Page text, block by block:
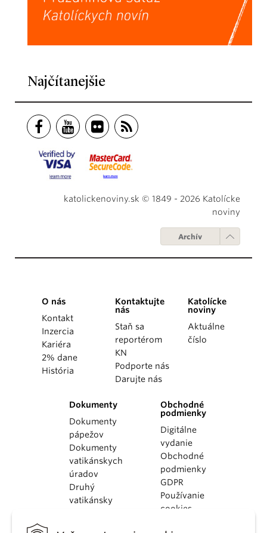
Najčítanejšie
katolickenoviny.sk © 1849 - 2026 Katolícke
noviny
Archív
O nás
Kontakt
Inzercia
Kariéra
2% dane
História
Kontaktujte
nás
Staň sa
reportérom
KN
Podporte nás
Darujte nás
Katolícke
noviny
Aktuálne
číslo
Dokumenty
Dokumenty
pápežov
Dokumenty
vatikánskych
úradov
Druhý
vatikánsky
Obchodné
podmienky
Digitálne
vydanie
Obchodné
podmienky
GDPR
Používanie
cookies